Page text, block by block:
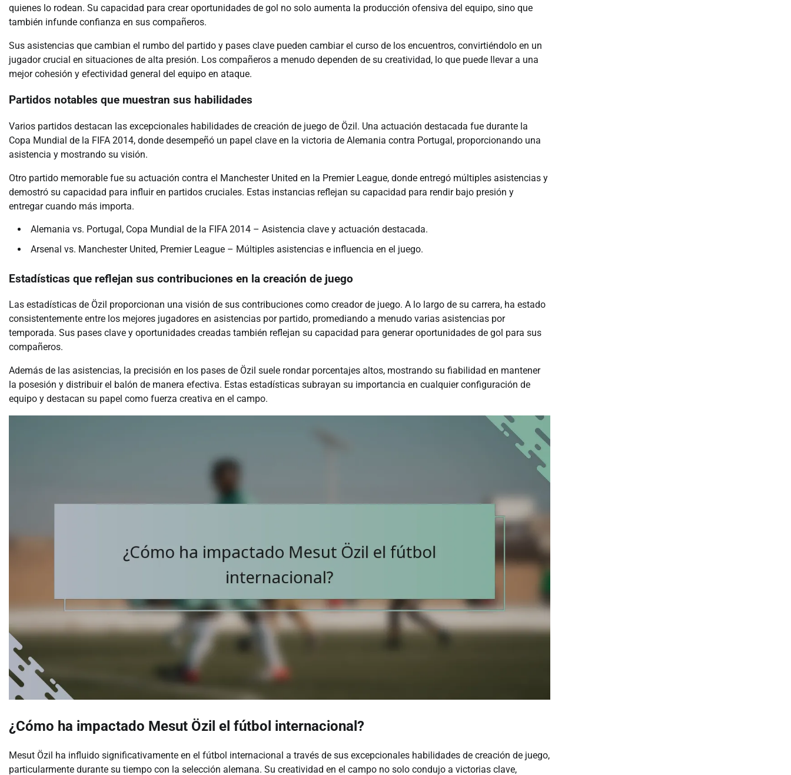
quienes lo rodean. Su capacidad para crear oportunidades de gol no solo aumenta la producción ofensiva del equipo, sino que
también infunde confianza en sus compañeros.
Sus asistencias que cambian el rumbo del partido y pases clave pueden cambiar el curso de los encuentros, convirtiéndolo en un
jugador crucial en situaciones de alta presión. Los compañeros a menudo dependen de su creatividad, lo que puede llevar a una
mejor cohesión y efectividad general del equipo en ataque.
Partidos notables que muestran sus habilidades
Varios partidos destacan las excepcionales habilidades de creación de juego de Özil. Una actuación destacada fue durante la
Copa Mundial de la FIFA 2014, donde desempeñó un papel clave en la victoria de Alemania contra Portugal, proporcionando una
asistencia y mostrando su visión.
Otro partido memorable fue su actuación contra el Manchester United en la Premier League, donde entregó múltiples asistencias y
demostró su capacidad para influir en partidos cruciales. Estas instancias reflejan su capacidad para rendir bajo presión y
entregar cuando más importa.
Alemania vs. Portugal, Copa Mundial de la FIFA 2014 – Asistencia clave y actuación destacada.
Arsenal vs. Manchester United, Premier League – Múltiples asistencias e influencia en el juego.
Estadísticas que reflejan sus contribuciones en la creación de juego
Las estadísticas de Özil proporcionan una visión de sus contribuciones como creador de juego. A lo largo de su carrera, ha estado
consistentemente entre los mejores jugadores en asistencias por partido, promediando a menudo varias asistencias por
temporada. Sus pases clave y oportunidades creadas también reflejan su capacidad para generar oportunidades de gol para sus
compañeros.
Además de las asistencias, la precisión en los pases de Özil suele rondar porcentajes altos, mostrando su fiabilidad en mantener
la posesión y distribuir el balón de manera efectiva. Estas estadísticas subrayan su importancia en cualquier configuración de
equipo y destacan su papel como fuerza creativa en el campo.
¿Cómo ha impactado Mesut Özil el fútbol internacional?
Mesut Özil ha influido significativamente en el fútbol internacional a través de sus excepcionales habilidades de creación de juego,
particularmente durante su tiempo con la selección alemana. Su creatividad en el campo no solo condujo a victorias clave,